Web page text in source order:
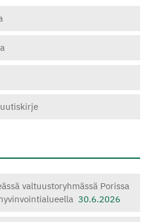
valtuustoryhmässä Porissa
30.6.2026